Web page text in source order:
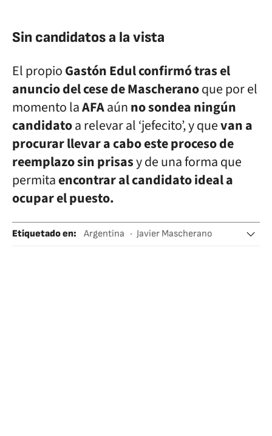
Sin candidatos a la vista
El propioGastón Edul confirmó tras el
anuncio del cese de Mascheranoque por el
momento laAFAaúnno sondea ningún
candidatoa relevar al ‘jefecito’, y quevan a
procurar llevar a cabo este proceso de
reemplazo sin prisasy de una forma que
permitaencontrar al candidato ideal a
ocupar el puesto.
Etiquetado en: Argentina
Javier Mascherano